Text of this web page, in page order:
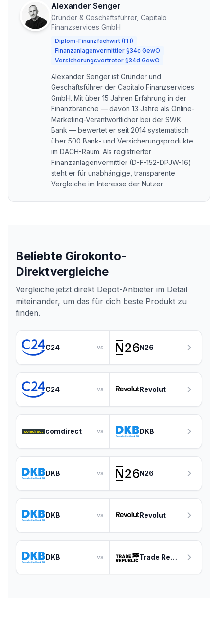
Alexander Senger
Gründer & Geschäftsführer, Capitalo
Finanzservices GmbH
Diplom-Finanzfachwirt (FH)
Finanzanlagenvermittler §34c GewO
Versicherungsvertreter §34d GewO
Alexander Senger ist Gründer und
Geschäftsführer der Capitalo Finanzservices
GmbH. Mit über 15 Jahren Erfahrung in der
Finanzbranche — davon 13 Jahre als Online-
Marketing-Verantwortlicher bei der SWK
Bank — bewertet er seit 2014 systematisch
über 500 Bank- und Versicherungsprodukte
im DACH-Raum. Als registrierter
Finanzanlagenvermittler (D-F-152-DPJW-16)
steht er für unabhängige, transparente
Vergleiche im Interesse der Nutzer.
Beliebte Girokonto-
Direktvergleiche
Vergleiche jetzt direkt Depot-Anbieter im Detail
miteinander, um das für dich beste Produkt zu
finden.
C24 vs N26
C24 vs Revolut
comdirect vs DKB
DKB vs N26
DKB vs Revolut
DKB vs Trade Republic